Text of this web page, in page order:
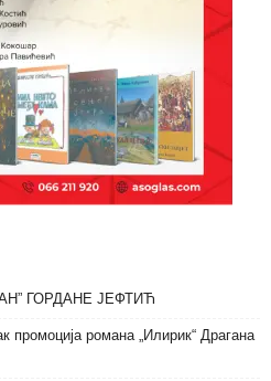
ГОРДАНЕ ЈЕФТИЋ
промоција романа „Илирик“ Драгана